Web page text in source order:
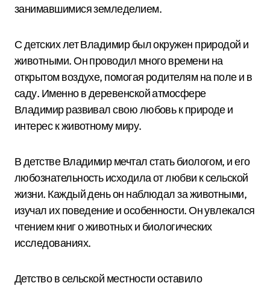
занимавшимися земледелием.
С детских лет Владимир был окружен природой и
животными. Он проводил много времени на
открытом воздухе, помогая родителям на поле и в
саду. Именно в деревенской атмосфере
Владимир развивал свою любовь к природе и
интерес к животному миру.
В детстве Владимир мечтал стать биологом, и его
любознательность исходила от любви к сельской
жизни. Каждый день он наблюдал за животными,
изучал их поведение и особенности. Он увлекался
чтением книг о животных и биологических
исследованиях.
Детство в сельской местности оставило